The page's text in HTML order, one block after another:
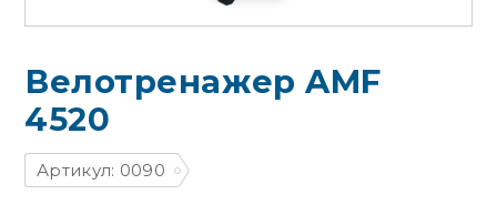
Велотренажер AMF
4520
Артикул: 0090